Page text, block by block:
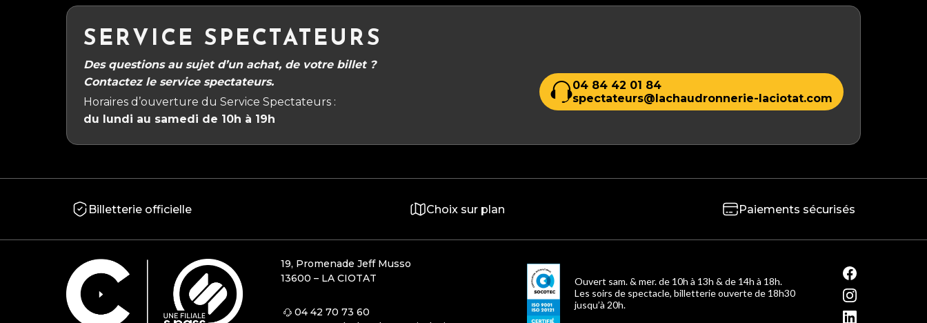
SERVICE SPECTATEURS
Des questions au sujet d’un achat, de votre billet ?
Contactez le service spectateurs.
Horaires d’ouverture du Service Spectateurs :
du lundi au samedi de 10h à 19h
04 84 42 01 84
spectateurs@lachaudronnerie-laciotat.com
Billetterie officielle Choix sur plan Paiements sécurisés
19, Promenade Jeff Musso
13600 – LA CIOTAT
04 42 70 73 60
Ouvert sam. & mer. de 10h à 13h & de 14h à 18h.
Les soirs de spectacle, billetterie ouverte de 18h30
jusqu’à 20h.